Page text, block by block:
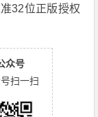
32位正版授权
众号
扫一扫